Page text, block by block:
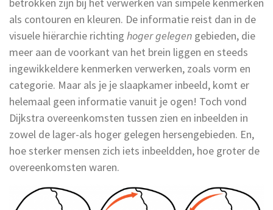
als contouren en kleuren. De informatie reist dan in de
visuele hiërarchie richting hoger gelegen gebieden, die
meer aan de voorkant van het brein liggen en steeds
ingewikkeldere kenmerken verwerken, zoals vorm en
categorie. Maar als je je slaapkamer inbeeld, komt er
helemaal geen informatie vanuit je ogen! Toch vond
Dijkstra overeenkomsten tussen zien en inbeelden in
zowel de lager-als hoger gelegen hersengebieden. En,
hoe sterker mensen zich iets inbeeldden, hoe groter de
overeenkomsten waren.